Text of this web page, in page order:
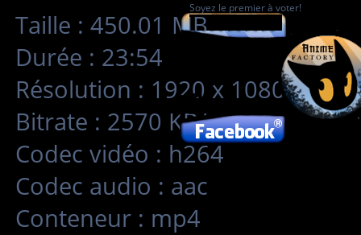
Taille : 450.01 MB
Durée : 23:54
Résolution : 1920 x 1080
Bitrate : 2570 KB/s
Codec vidéo : h264
Codec audio : aac
Conteneur : mp4
Soyez le premier à voter!